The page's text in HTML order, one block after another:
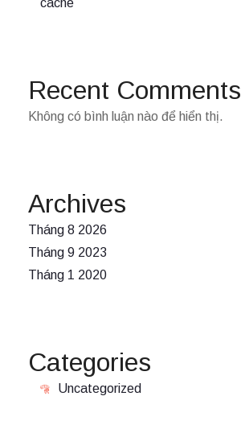
cache
Recent Comments
Không có bình luận nào để hiển thị.
Archives
Tháng 8 2026
Tháng 9 2023
Tháng 1 2020
Categories
Uncategorized